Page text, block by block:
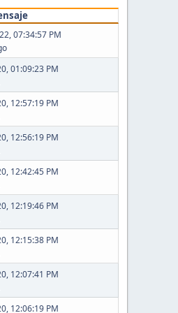
07:34:57 PM
01:09:23 PM
12:57:19 PM
12:56:19 PM
12:42:45 PM
12:19:46 PM
12:15:38 PM
12:07:41 PM
12:06:19 PM